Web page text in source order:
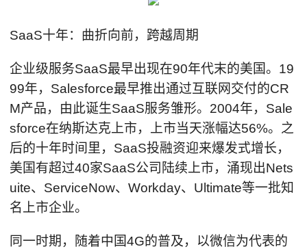
SaaS十年：曲折向前，跨越周期
企业级服务SaaS最早出现在90年代末的美国。19
99年，Salesforce最早推出通过互联网交付的CR
M产品，由此诞生SaaS服务雏形。2004年，Sale
sforce在纳斯达克上市，上市当天涨幅达56%。之
后的十年时间里，SaaS投融资迎来爆发式增长，
美国有超过40家SaaS公司陆续上市，涌现出Nets
uite、ServiceNow、Workday、Ultimate等一批知
名上市企业。
同一时期，随着中国4G的普及，以微信为代表的